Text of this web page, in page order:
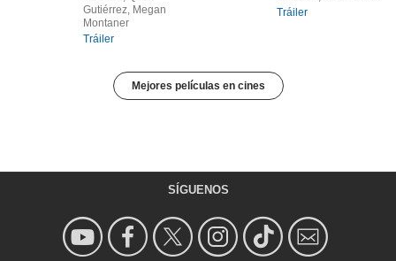
Gutiérrez, Megan
Montaner
Tráiler
Tráiler
Mejores películas en cines
SÍGUENOS